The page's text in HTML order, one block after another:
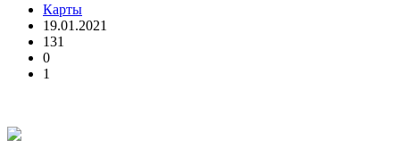
Карты
19.01.2021
131
0
1